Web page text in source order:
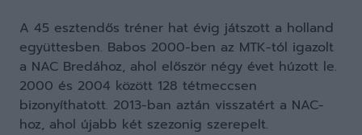
A 45 esztendős tréner hat évig játszott a holland
együttesben. Babos 2000-ben az MTK-tól igazolt
a NAC Bredához, ahol először négy évet húzott le.
2000 és 2004 között 128 tétmeccsen
bizonyíthatott. 2013-ban aztán visszatért a NAC-
hoz, ahol újabb két szezonig szerepelt.